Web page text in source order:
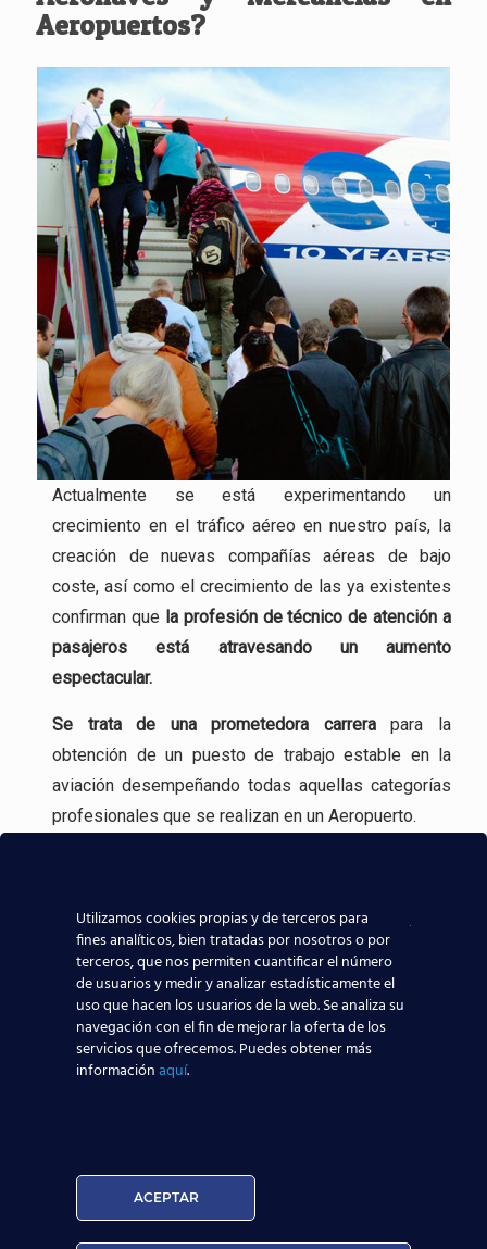
Aeropuertos?
Actualmente se está experimentando un
crecimiento en el tráfico aéreo en nuestro país, la
creación de nuevas compañías aéreas de bajo
coste, así como el crecimiento de las ya existentes
confirman que la profesión de técnico de atención a
pasajeros está atravesando un aumento
espectacular.
Se trata de unaprometedora carrerapara la
obtención de un puesto de trabajo estable en la
aviación desempeñando todas aquellas categorías
profesionales que se realizan en un Aeropuerto.
compañías aeronáuticas, lo que sin duda ayudará a
que todos los alumnos de nuestros centros
aeronáuticos destaquen y consigan mejores y
mayores posibilidades reales de trabajar en el
sector aeronáutico.
Utilizamos cookies propias y de terceros para
fines analíticos, bien tratadas por nosotros o por
terceros, que nos permiten cuantificar el número
de usuarios y medir y analizar estadísticamente el
uso que hacen los usuarios de la web. Se analiza su
navegación con el fin de mejorar la oferta de los
servicios que ofrecemos. Puedes obtener más
informaciónaquí.
ACEPTAR